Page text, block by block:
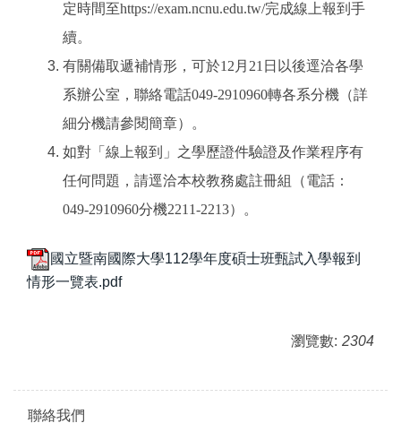
定時間至https://exam.ncnu.edu.tw/完成線上報到手
續。
有關備取遞補情形，可於12月21日以後逕洽各學
系辦公室，聯絡電話049-2910960轉各系分機（詳
細分機請參閱簡章）。
如對「線上報到」之學歷證件驗證及作業程序有
任何問題，請逕洽本校教務處註冊組（電話：
049-2910960分機2211-2213）。
國立暨南國際大學112學年度碩士班甄試入學報到
情形一覽表.pdf
瀏覽數: 2304
聯絡我們